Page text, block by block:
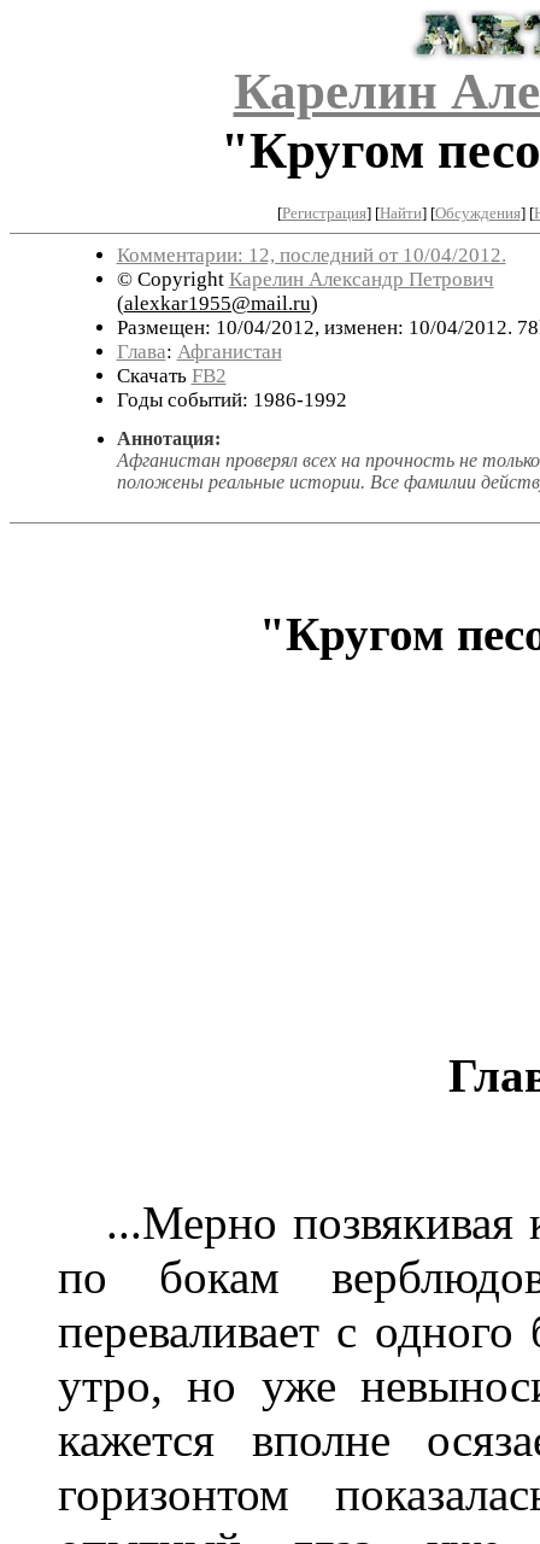
Карелин
"Кругом
[Регистрация] [Найти] [Обсуждения] [
Комментарии: 12, последний от 10/04/2012.
© Copyright Карелин Александр Петрович
(alexkar1955@mail.ru)
Размещен: 10/04/2012, изменен: 10/04/2012.
Глава: Афганистан
Скачать FB2
Годы событий: 1986-1992
Аннотация:
Афганистан проверял всех на прочность не
положены реальные истории. Все фамилии
"Кругом
...Мерно позвякивая
по бокам
переваливает с
утро, но уже
кажется вполне
горизонтом